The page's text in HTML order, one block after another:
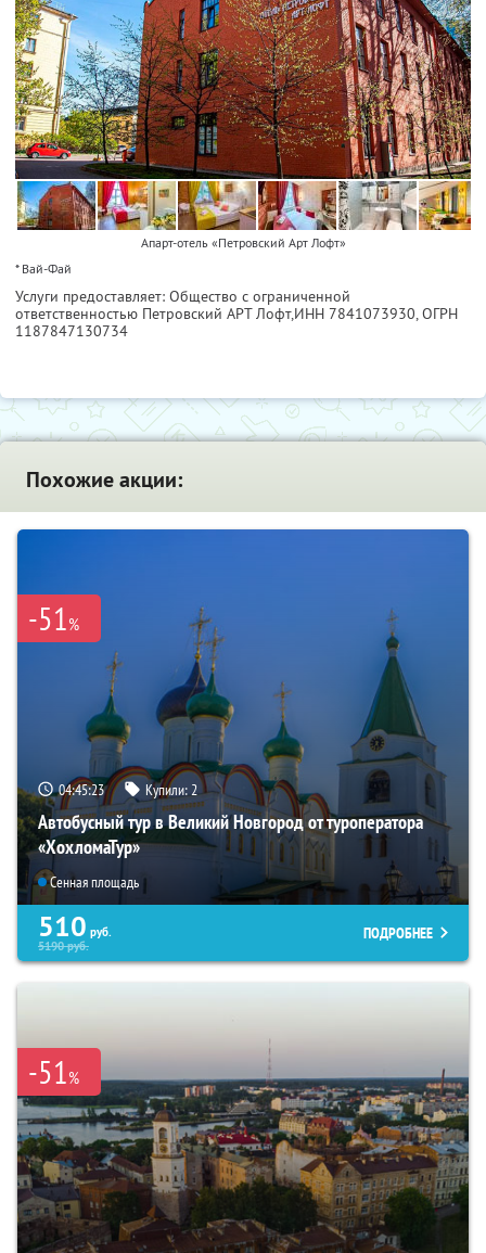
Апарт-отель «Петровский Арт Лофт»
* Вай-Фай
Услуги предоставляет: Общество с ограниченной
ответственностью Петровский АРТ Лофт,ИНН 7841073930, ОГРН
1187847130734
Похожие акции:
-51%
04:45:22 Купили:2
Автобусный тур в Великий Новгород от туроператора
«ХохломаТур»
Сенная площадь
510 руб.
5190руб.
ПОДРОБНЕЕ
-51%